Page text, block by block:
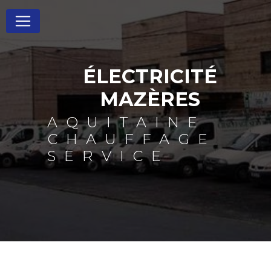
ÉLECTRICITÉ
MAZÈRES
AQUITAINE
CHAUFFAGE
SERVICE
Panneau de gestion des cookies